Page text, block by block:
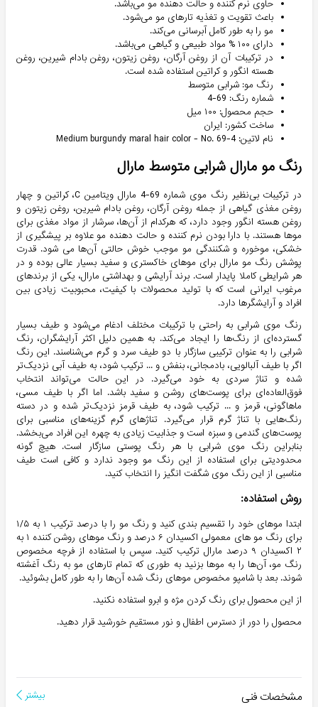
حاوی نرم کننده و حالت دهنده مو می‌باشد.
باعث تقویت و تغذیه تارهای مو می‌شود.
مو را به طور کامل آبرسانی می‌کند.
دارای ۱۰۰ % مواد طبیعی و گیاهی می‌باشد.
در ترکیبات آن از روغن آرگان،‌ روغن زیتون، روغن بادام شیرین، روغن
هسته انگور و کراتین استفاده شده است.
رنگ مو: شرابی متوسط
شماره رنگ: 69-4
حجم محصول: ۱۰۰ میل
ساخت کشور: ایران
نام لاتین: Medium burgundy maral hair color - No. 69-4
رنگ مو مارال شرابی متوسط مارال
در ترکیبات بی‌نظیر رنگ موی شماره 69-4 مارال ویتامین C، کراتین و چهار
روغن مغذی گیاهی از جمله روغن آرگان، روغن بادام شیرین، روغن زیتون و
روغن هسته انگور وجود دارد، که هرکدام از آن‌ها، سرشار از مواد مغذی برای
موها هستند. با دارا بودن نرم کننده و حالت دهنده مو علاوه بر پیشگیری از
خشکی، موخوره و شکنندگی مو موجب خوش حالتی آن‌ها می شود. قدرت
پوشش رنگ مو مارال برای موهای خاکستری و سفید بسیار عالی بوده و در
هر شرایطی کاملا پایدار است. برند آرایشی و بهداشتی مارال، یکی از برندهای
مرغوب ایرانی است که با تولید محصولات با کیفیت، ‌محبوبیت زیادی بین
افراد و آرایشگرها دارد.
رنگ موی شرابی به راحتی با ترکیبات مختلف ادغام می‌شود و طیف بسیار
گسترده‌ای از رنگ‌ها را ایجاد می‌کند. به همین دلیل اکثر آرایشگران، رنگ
شرابی را به عنوان ترکیبی سازگار با دو طیف سرد و گرم می‌شناسند. این رنگ
اگر با طیف آلبالویی، بادمجانی، بنفش و ... ترکیب شود، به طیف آبی نزدیک‌تر
شده و تناژ سردی به خود می‌گیرد. در این حالت می‌تواند انتخاب
فوق‌العاده‌ای برای پوست‌های روشن و سفید باشد. اما اگر با طیف مسی،
ماهاگونی، قرمز و ... ترکیب شود، به طیف قرمز نزدیک‌تر شده و در دسته
رنگ‌هایی با تناژ گرم قرار می‌گیرد. تناژهای گرم گزینه‌های مناسبی برای
پوست‌های گندمی و سبزه است و جذابیت زیادی به چهره‌ این افراد می‌بخشد.
بنابراین رنگ موی شرابی با هر رنگ پوستی سازگار است. هیچ گونه
محدودیتی برای استفاده از این رنگ مو وجود ندارد و کافی است طیف
مناسبی از این رنگ موی شگفت انگیز را انتخاب کنید.
روش استفاده:
ابتدا موهای خود را تقسیم بندی کنید و رنگ مو را با درصد ترکیب ۱ به ۱/۵
برای رنگ مو های معمولی اکسیدان ۶ درصد و رنگ موهای روشن کننده ۱ به
۲ اکسیدان ۹ درصد مارال ترکیب کنید. سپس با استفاده از فرچه مخصوص
رنگ مو، آن‌ها را به موها بزنید به طوری که تمام‌ تارهای مو به رنگ آغشته
شوند. بعد با شامپو مخصوص موهای رنگ شده آن‌ها را به طور کامل بشوئید.
از این محصول برای رنگ کردن مژه و ابرو استفاده نکنید.
محصول را دور از دسترس اطفال و نور مستقیم خورشید قرار دهید.
مشخصات فنی بیشتر